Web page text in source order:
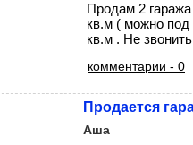
Продам 2
кв.м ( можно под
кв.м . Не
комментарии - 0
Продается
Аша